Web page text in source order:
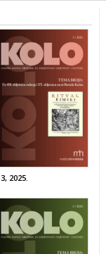
3, 2025.